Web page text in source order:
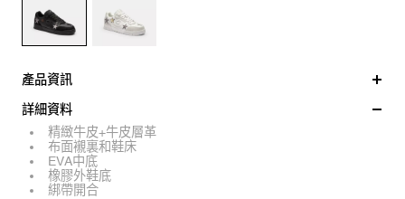
產品資訊
詳細資料
精緻牛皮+牛皮層革
布面襯裏和鞋床
EVA中底
橡膠外鞋底
綁帶開合